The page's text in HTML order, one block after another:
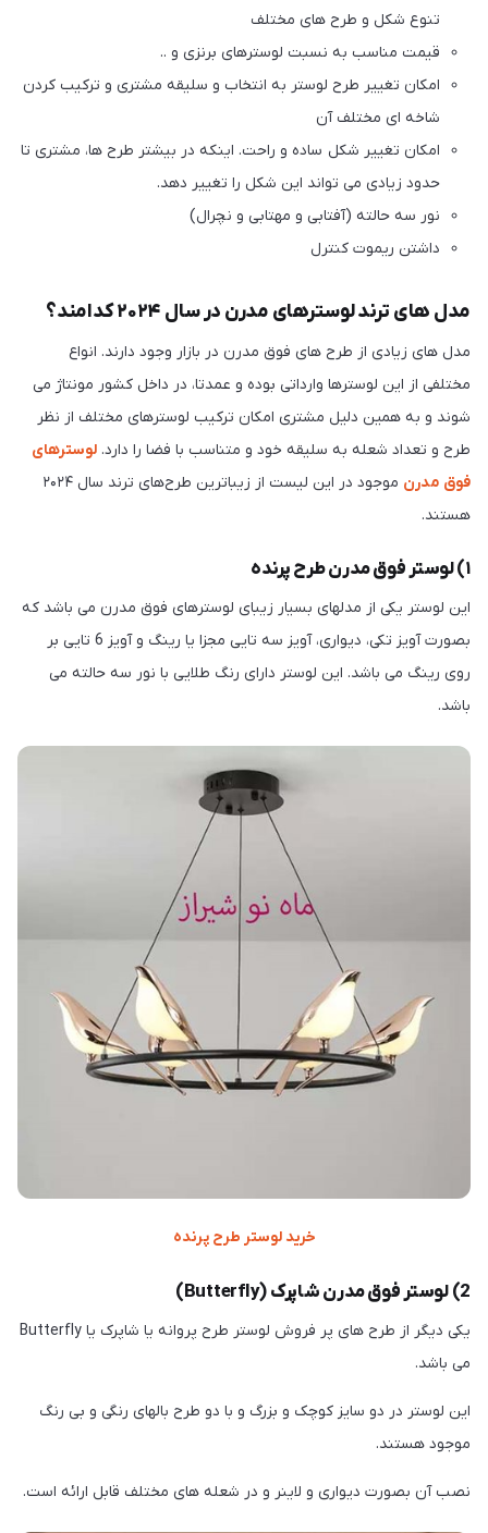
تنوع شکل و طرح های مختلف
قیمت مناسب به نسبت لوسترهای برنزی و ..
امکان تغییر طرح لوستر به انتخاب و سلیقه مشتری و ترکیب کردن
شاخه ای مختلف آن
امکان تغییر شکل ساده و راحت. اینکه در بیشتر طرح ها، مشتری تا
حدود زیادی می تواند این شکل را تغییر دهد.
نور سه حالته (آفتابی و مهتابی و نچرال)
داشتن ریموت کنترل
مدل های ترند لوسترهای مدرن در سال ۲۰۲۴ کدامند؟
مدل های زیادی از طرح های فوق مدرن در بازار وجود دارند. انواع
مختلفی از این لوسترها وارداتی بوده و عمدتا، در داخل کشور مونتاژ می
شوند و به همین دلیل مشتری امکان ترکیب لوسترهای مختلف از نظر
طرح و تعداد شعله به سلیقه خود و متناسب با فضا را دارد. لوسترهای
فوق مدرن
موجود در این لیست از زیباترین طرح‌های ترند سال ۲۰۲۴
هستند.
۱) لوستر فوق مدرن طرح پرنده
این لوستر یکی از مدلهای بسیار زیبای لوسترهای فوق مدرن می باشد که
بصورت آویز تکی، دیواری، آویز سه تایی مجزا یا رینگ و آویز 6 تایی بر
روی رینگ می باشد. این لوستر دارای رنگ طلایی با نور سه حالته می
باشد.
خرید لوستر طرح پرنده
2) لوستر فوق مدرن شاپرک (Butterfly)
یکی دیگر از طرح های پر فروش لوستر طرح پروانه یا شاپرک یا Butterfly
می باشد.
این لوستر در دو سایز کوچک و بزرگ و با دو طرح بالهای رنگی و بی رنگ
موجود هستند.
نصب آن بصورت دیواری و لاینر و در شعله های مختلف قابل ارائه است.